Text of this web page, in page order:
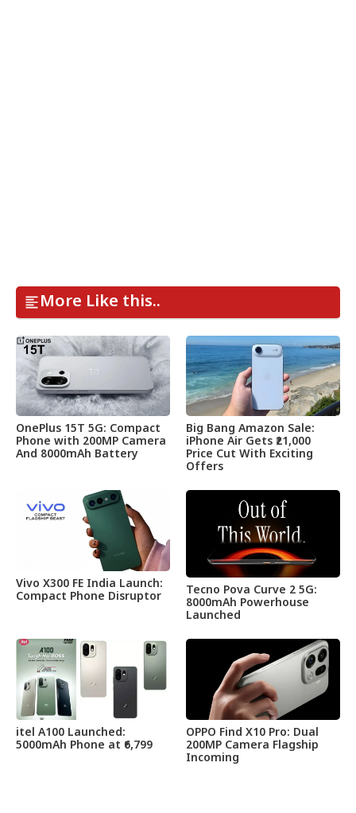
More Like this..
OnePlus 15T 5G: Compact
Phone with 200MP Camera
And 8000mAh Battery
Big Bang Amazon Sale:
iPhone Air Gets ₹21,000
Price Cut With Exciting
Offers
Vivo X300 FE India Launch:
Compact Phone Disruptor
Tecno Pova Curve 2 5G:
8000mAh Powerhouse
Launched
itel A100 Launched:
5000mAh Phone at ₹6,799
OPPO Find X10 Pro: Dual
200MP Camera Flagship
Incoming